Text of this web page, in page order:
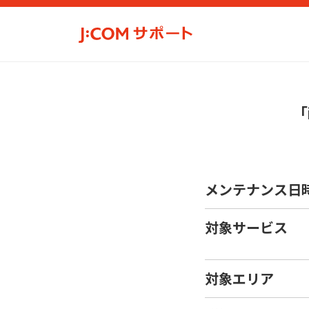
メンテナンス日
対象サービス
対象エリア